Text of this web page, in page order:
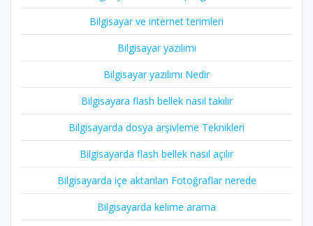
Bilgisayar ve internet terimleri
Bilgisayar yazılımı
Bilgisayar yazılımı Nedir
Bilgisayara flash bellek nasıl takılır
Bilgisayarda dosya arşivleme Teknikleri
Bilgisayarda flash bellek nasıl açılır
Bilgisayarda içe aktarılan Fotoğraflar nerede
Bilgisayarda kelime arama